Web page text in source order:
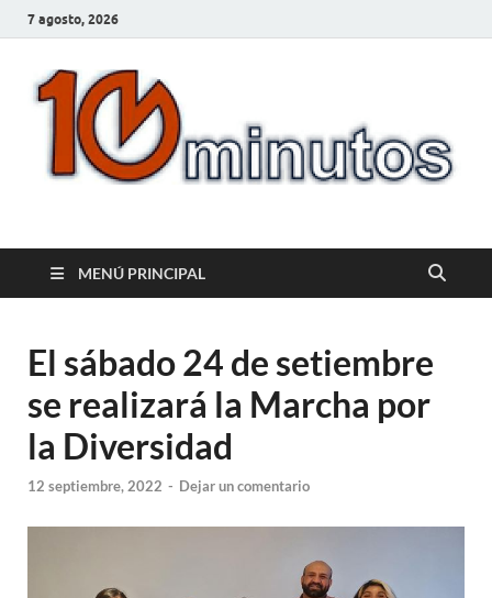
7 agosto, 2026
10minutos.com.uy
MENÚ PRINCIPAL
El sábado 24 de setiembre
se realizará la Marcha por
la Diversidad
12 septiembre, 2022 - Dejar un comentario